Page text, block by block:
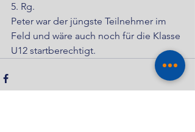
5. Rg.
Peter war der jüngste Teilnehmer im
Feld und wäre auch noch für die Klasse
U12 startberechtigt.